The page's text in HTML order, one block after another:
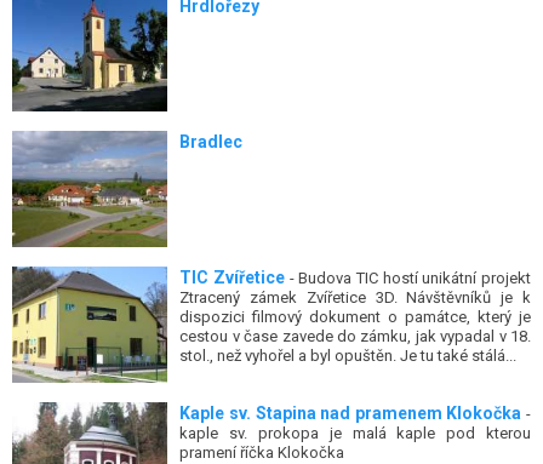
Hrdlořezy
Bradlec
TIC Zvířetice - Budova TIC hostí unikátní projekt
Ztracený zámek Zvířetice 3D. Návštěvníků je k
dispozici filmový dokument o památce, který je
cestou v čase zavede do zámku, jak vypadal v 18.
stol., než vyhořel a byl opuštěn. Je tu také stálá...
Kaple sv. Stapina nad pramenem Klokočka -
kaple sv. prokopa je malá kaple pod kterou
pramení říčka Klokočka